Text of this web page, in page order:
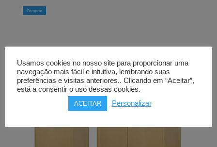
Comprar
Usamos cookies no nosso site para proporcionar uma
navegação mais fácil e intuitiva, lembrando suas
preferências e visitas anteriores.. Clicando em “Aceitar”,
está a consentir o uso dessas cookies.
ACEITAR Personalizar